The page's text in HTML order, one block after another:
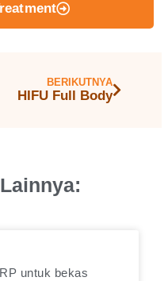
BERIKUTNYA
HIFU Full Body
untuk bekas